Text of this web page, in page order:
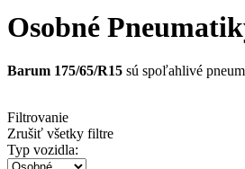
Osobné
Barum 175/65/R15 sú spoľahlivé
Filtrovanie
Zrušiť všetky filtre
Typ vozidla: